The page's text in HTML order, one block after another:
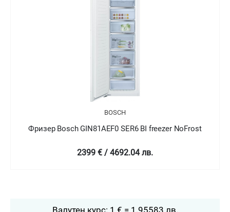
BOSCH
Фризер Bosch GIV21AFE0 SER6 BI freezer LowFrost
639 € / 1249.78 лв.
Валутен курс: 1 € = 1.95583 лв.